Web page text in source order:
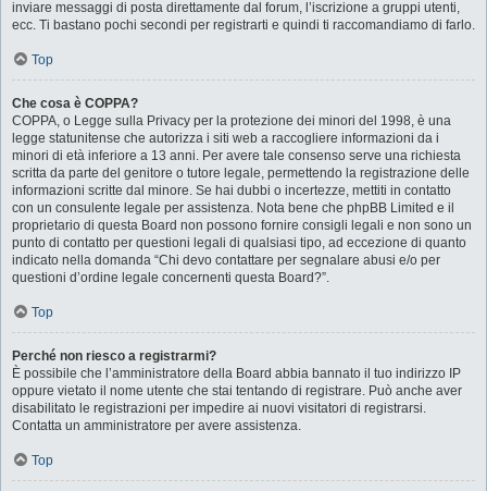
inviare messaggi di posta direttamente dal forum, l’iscrizione a gruppi utenti,
ecc. Ti bastano pochi secondi per registrarti e quindi ti raccomandiamo di farlo.
Top
Che cosa è COPPA?
COPPA, o Legge sulla Privacy per la protezione dei minori del 1998, è una
legge statunitense che autorizza i siti web a raccogliere informazioni da i
minori di età inferiore a 13 anni. Per avere tale consenso serve una richiesta
scritta da parte del genitore o tutore legale, permettendo la registrazione delle
informazioni scritte dal minore. Se hai dubbi o incertezze, mettiti in contatto
con un consulente legale per assistenza. Nota bene che phpBB Limited e il
proprietario di questa Board non possono fornire consigli legali e non sono un
punto di contatto per questioni legali di qualsiasi tipo, ad eccezione di quanto
indicato nella domanda “Chi devo contattare per segnalare abusi e/o per
questioni d’ordine legale concernenti questa Board?”.
Top
Perché non riesco a registrarmi?
È possibile che l’amministratore della Board abbia bannato il tuo indirizzo IP
oppure vietato il nome utente che stai tentando di registrare. Può anche aver
disabilitato le registrazioni per impedire ai nuovi visitatori di registrarsi.
Contatta un amministratore per avere assistenza.
Top